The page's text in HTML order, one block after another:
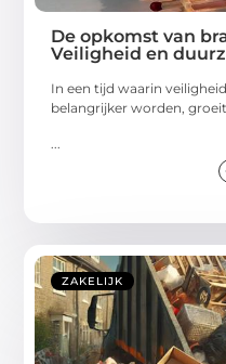
De opkomst van
Veiligheid en
In een tijd waarin
belangrijker worden,
ZAKELIJK